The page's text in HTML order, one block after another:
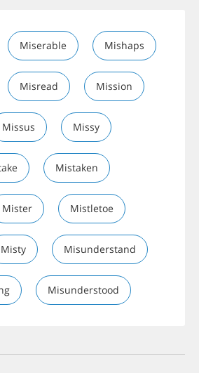
Miserable Mishaps
Misread Mission
Missus Missy
Mistaken
Mister Mistletoe
Misty Misunderstand
Misunderstood